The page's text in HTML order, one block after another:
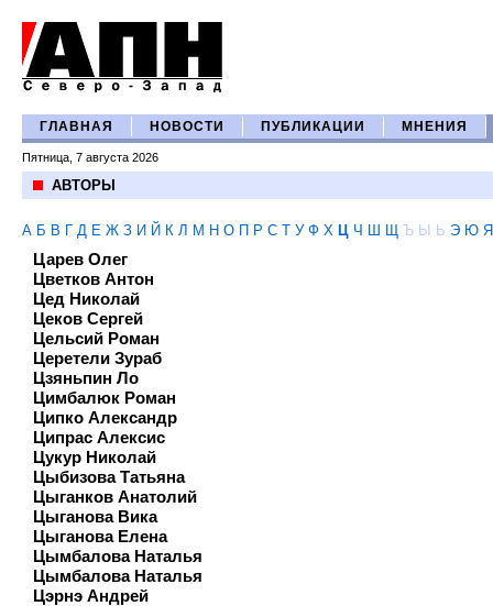
ГЛАВНАЯ НОВОСТИ ПУБЛИКАЦИИ МНЕНИЯ
Пятница, 7 августа 2026
АВТОРЫ
А Б В Г Д Е Ж З И Й К Л М Н О П Р С Т У Ф Х Ц Ч Ш Щ Ъ Ы Ь Э Ю Я
Царев Олег
Цветков Антон
Цед Николай
Цеков Сергей
Цельсий Роман
Церетели Зураб
Цзяньпин Ло
Цимбалюк Роман
Ципко Александр
Ципрас Алексис
Цукур Николай
Цыбизова Татьяна
Цыганков Анатолий
Цыганова Вика
Цыганова Елена
Цымбалова Наталья
Цымбалова Наталья
Цэрнэ Андрей